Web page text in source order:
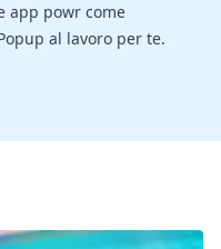
app powr come
al lavoro per te.